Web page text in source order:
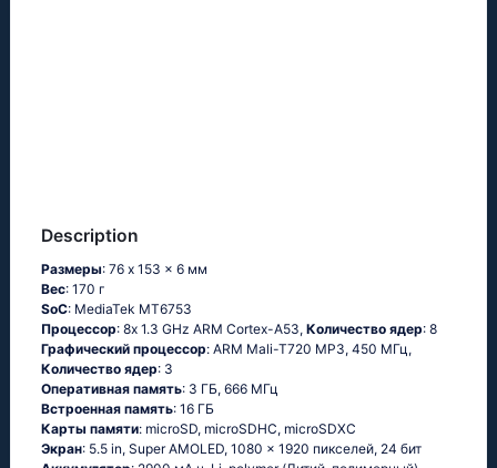
Description
Размеры: 76 x 153 x 6 мм
Вес: 170 г
SoC: MediaTek MT6753
Процессор: 8x 1.3 GHz ARM Cortex-A53, Количество ядер: 8
Графический процессор: ARM Mali-T720 MP3, 450 МГц,
Количество ядер: 3
Оперативная память: 3 ГБ, 666 МГц
Встроенная память: 16 ГБ
Карты памяти: microSD, microSDHC, microSDXC
Экран: 5.5 in, Super AMOLED, 1080 x 1920 пикселей, 24 бит